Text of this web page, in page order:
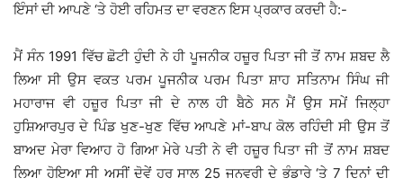
ਇੰਸਾਂ ਦੀ ਆਪਣੇ ‘ਤੇ ਹੋਈ ਰਹਿਮਤ ਦਾ ਵਰਣਨ ਇਸ ਪ੍ਰਕਾਰ ਕਰਦੀ ਹੈ:-
ਮੈਂ ਸੰਨ 1991 ਵਿੱਚ ਛੋਟੀ ਹੁੰਦੀ ਨੇ ਹੀ ਪੂਜਨੀਕ ਹਜ਼ੂਰ ਪਿਤਾ ਜੀ ਤੋਂ ਨਾਮ ਸ਼ਬਦ ਲੈ
ਲਿਆ ਸੀ ਉਸ ਵਕਤ ਪਰਮ ਪੂਜਨੀਕ ਪਰਮ ਪਿਤਾ ਸ਼ਾਹ ਸਤਿਨਾਮ ਸਿੰਘ ਜੀ
ਮਹਾਰਾਜ ਵੀ ਹਜ਼ੂਰ ਪਿਤਾ ਜੀ ਦੇ ਨਾਲ ਹੀ ਬੈਠੇ ਸਨ ਮੈਂ ਉਸ ਸਮੇਂ ਜਿਲ੍ਹਾ
ਹੁਸ਼ਿਆਰਪੁਰ ਦੇ ਪਿੰਡ ਖੁਣ-ਖੁਣ ਵਿੱਚ ਆਪਣੇ ਮਾਂ-ਬਾਪ ਕੋਲ ਰਹਿੰਦੀ ਸੀ ਉਸ ਤੋਂ
ਬਾਅਦ ਮੇਰਾ ਵਿਆਹ ਹੋ ਗਿਆ ਮੇਰੇ ਪਤੀ ਨੇ ਵੀ ਹਜ਼ੂਰ ਪਿਤਾ ਜੀ ਤੋਂ ਨਾਮ ਸ਼ਬਦ
ਲਿਆ ਹੋਇਆ ਸੀ ਅਸੀਂ ਦੋਵੇਂ ਹਰ ਸਾਲ 25 ਜਨਵਰੀ ਦੇ ਭੰਡਾਰੇ ‘ਤੇ 7 ਦਿਨਾਂ ਦੀ